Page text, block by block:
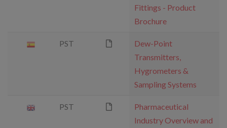
Fittings - Product
Brochure
PST
Dew-Point
Transmitters,
Hygrometers &
Sampling Systems
PST
Pharmaceutical
Industry Overview and